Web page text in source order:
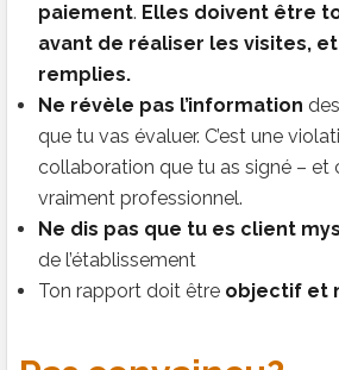
paiement. Elles doivent être
avant de réaliser les visites,
remplies.
Ne révèle pas l’information
que tu vas évaluer. C’est une
collaboration que tu as signé – et
vraiment professionnel.
Ne dis pas que tu es client
de l’établissement
Ton rapport doit être objectif et